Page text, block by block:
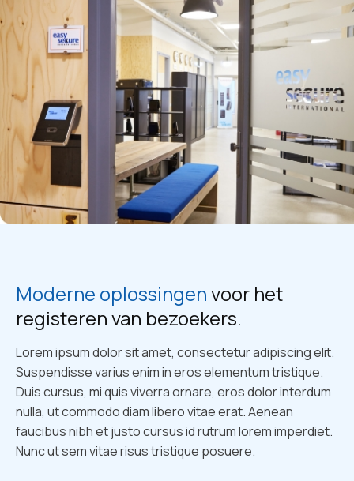
Moderne oplossingenvoor het
registeren van bezoekers.
Lorem ipsum dolor sit amet, consectetur adipiscing elit.
Suspendisse varius enim in eros elementum tristique.
Duis cursus, mi quis viverra ornare, eros dolor interdum
nulla, ut commodo diam libero vitae erat. Aenean
faucibus nibh et justo cursus id rutrum lorem imperdiet.
Nunc ut sem vitae risus tristique posuere.